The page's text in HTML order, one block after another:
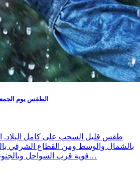
الطقس يوم
طقس قليل السحب على كامل البلاد.
بالشمال والوسط ومن القطاع الشرقي
قوية قرب السواحل وبالجنوب مع دواوير رملية محلية…